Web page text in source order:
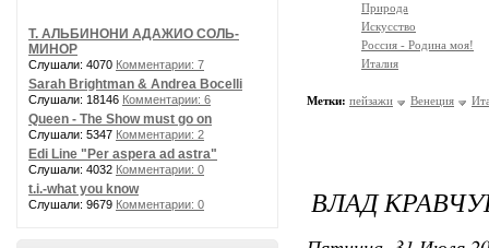
Т. АЛЬБИНОНИ АДАЖИО СОЛЬ-
МИНОР
Слушали: 4070 Комментарии: 7
Sarah Brightman & Andrea Bocelli
Слушали: 18146 Комментарии: 6
Queen - The Show must go on
Слушали: 5347 Комментарии: 2
Edi Line "Per aspera ad astra"
Слушали: 4032 Комментарии: 0
t.i.-what you know
Слушали: 9679 Комментарии: 0
Природа
Искусство
Россия - Родина моя!
Италия
Метки: пейзажи Венеция
ВЛАД